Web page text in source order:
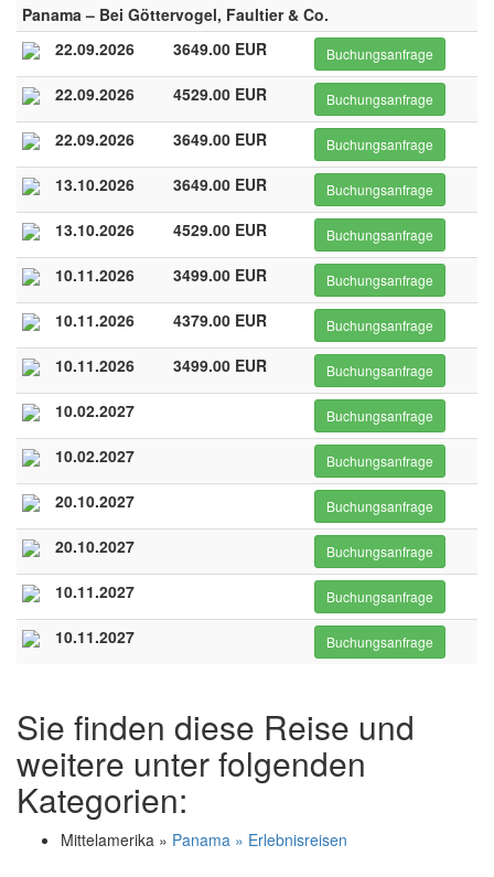
Panama – Bei Göttervogel, Faultier & Co.
22.09.2026
3649.00 EUR Buchungsanfrage
22.09.2026 4529.00 EUR Buchungsanfrage
22.09.2026 3649.00 EUR Buchungsanfrage
13.10.2026 3649.00 EUR Buchungsanfrage
13.10.2026 4529.00 EUR Buchungsanfrage
10.11.2026 3499.00 EUR Buchungsanfrage
10.11.2026 4379.00 EUR Buchungsanfrage
10.11.2026 3499.00 EUR Buchungsanfrage
10.02.2027 Buchungsanfrage
10.02.2027 Buchungsanfrage
20.10.2027 Buchungsanfrage
20.10.2027 Buchungsanfrage
10.11.2027 Buchungsanfrage
10.11.2027 Buchungsanfrage
Sie finden diese Reise und
weitere unter folgenden
Kategorien:
Mittelamerika » Panama » Erlebnisreisen